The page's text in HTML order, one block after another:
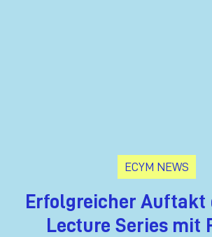
ECYM NEWS
Erfolgreicher Auftakt
Lecture Series mit